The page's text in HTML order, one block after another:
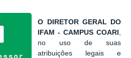
O DIRETOR GERAL DO
IFAM - CAMPUS COARI ,
no uso de suas
atribuições legais e